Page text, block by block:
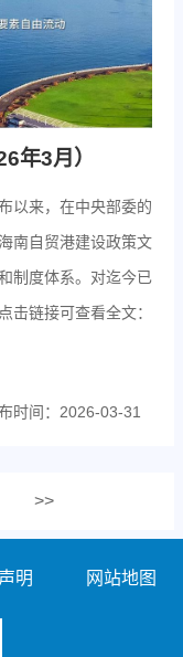
年3月）
以来，在中央部委的
南自贸港建设政策文
制度体系。对迄今已
击链接可查看全文：
时间：2026-03-31
>>
明 网站地图